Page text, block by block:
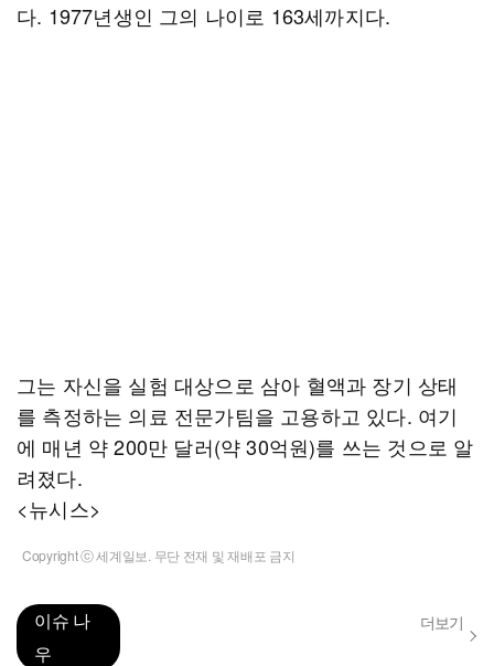
다. 1977년생인 그의 나이로 163세까지다.
그는 자신을 실험 대상으로 삼아 혈액과 장기 상태
를 측정하는 의료 전문가팀을 고용하고 있다. 여기
에 매년 약 200만 달러(약 30억원)를 쓰는 것으로 알
려졌다.
<뉴시스>
Copyright ⓒ 세계일보. 무단 전재 및 재배포 금지
이슈 나
우
더보기